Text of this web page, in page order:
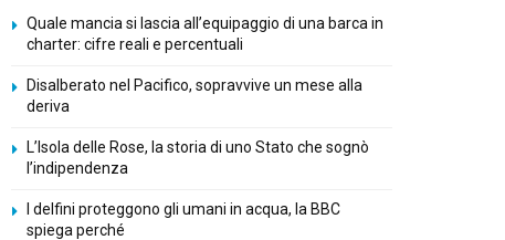
Quale mancia si lascia all’equipaggio di una barca in
charter: cifre reali e percentuali
Disalberato nel Pacifico, sopravvive un mese alla
deriva
L’Isola delle Rose, la storia di uno Stato che sognò
l’indipendenza
I delfini proteggono gli umani in acqua, la BBC
spiega perché